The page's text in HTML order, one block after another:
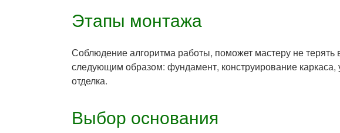
Этапы монтажа
Соблюдение алгоритма работы, поможет мастеру не терять
следующим образом: фундамент, конструирование каркаса,
отделка.
Выбор основания